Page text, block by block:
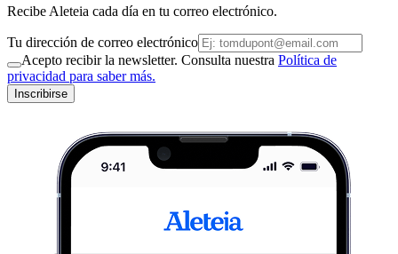
Recibe Aleteia cada día en tu correo electrónico.
Tu dirección de correo electrónico
Acepto recibir la newsletter. Consulta nuestra Política de
privacidad para saber más.
Inscribirse